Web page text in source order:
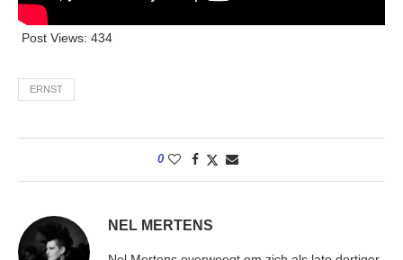
Post Views: 434
ERNST
0
NEL MERTENS